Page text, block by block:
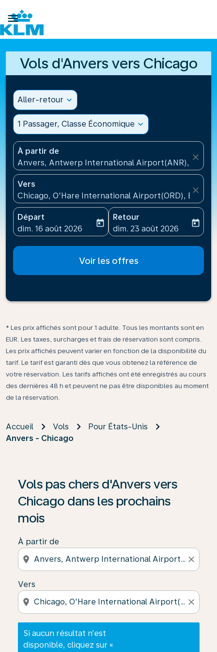

Vols d'Anvers vers Chicago
Aller-retour expand_more
1 Passager, Classe Économique expand_more
À partir de
Anvers, Antwerp International Airport(ANR),
close
Vers
Chicago, O'Hare International Airport(ORD), États-
close
Départ
fc-booking-departure-date-aria-label
dim. 16 août 2026
today
Retour
fc-booking-return-date-
dim. 23 août 2026
today
Voir les offres
* Les prix affichés sont pour 1 adulte. Tous les montants sont en
EUR. Les taxes, surcharges et frais de réservation sont compris.
Les prix affichés peuvent varier en fonction de la disponibilité du
tarif. Le tarif est garanti dès que vous obtenez la référence de
votre réservation. Les tarifs affichés ont été enregistrés au cours
des dernières 48 h et peuvent ne pas être disponibles au moment
de la réservation.
Accueil Vols
Pour États-Unis
Anvers - Chicago
Vols pas chers d'Anvers vers
Chicago dans les prochains
mois
À partir de
location_on close
Vers
location_on close
Si aucun résultat n’est
disponible, cliquez sur «
Si aucun résultat n’est disponible, cliquez sur «